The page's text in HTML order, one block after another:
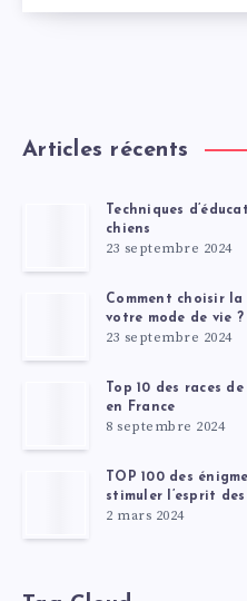
Articles récents
Techniques
chiens
23 septembre 2024
Comment choisir
votre mode de vie ?
23 septembre 2024
Top 10 des races
en France
8 septembre 2024
TOP 100 des
stimuler l’esprit
2 mars 2024